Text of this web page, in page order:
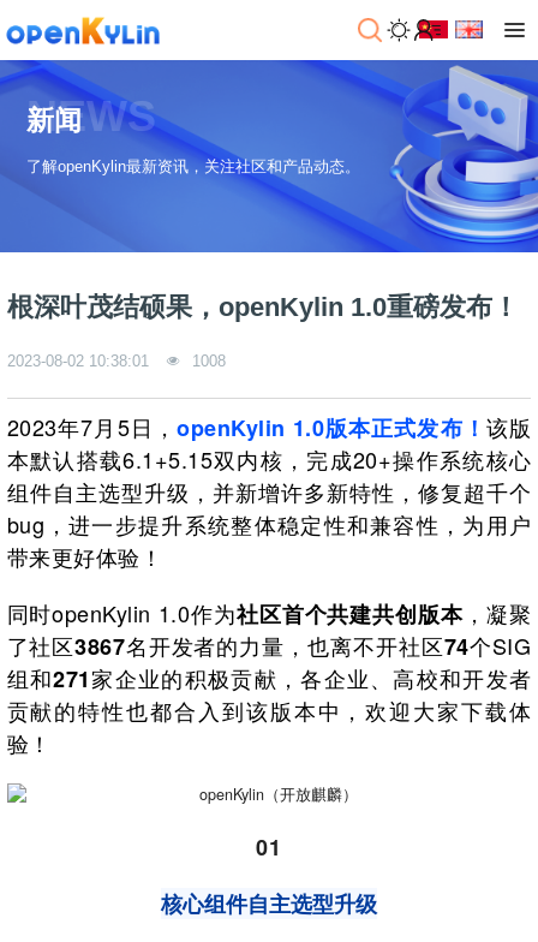
NEWS
新闻
了解openKylin最新资讯，关注社区和产品动态。
根深叶茂结硕果，openKylin 1.0重磅发布！
2023-08-02 10:38:01 1008
2023年7月5日，openKylin 1.0版本正式发布！ 该版
本默认搭载6.1+5.15双内核，完成20+操作系统核心
组件自主选型升级，并新增许多新特性，修复超千个
bug，进一步提升系统整体稳定性和兼容性，为用户
带来更好体验！
同时openKylin 1.0作为社区首个共建共创版本 ，凝聚
了社区3867名开发者的力量，也离不开社区74个SIG
组和271家企业的积极贡献，各企业、高校和开发者
贡献的特性也都合入到该版本中，欢迎大家下载体
验！
01
核心组件自主选型升级